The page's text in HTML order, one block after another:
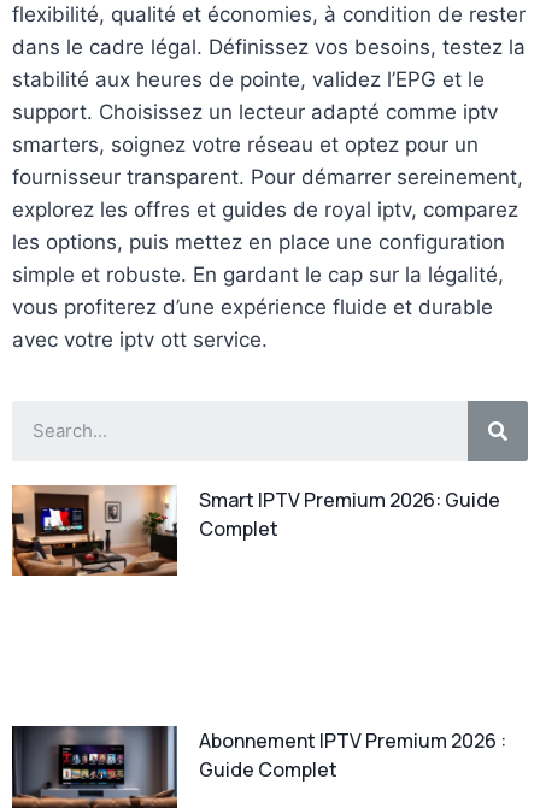
flexibilité, qualité et économies, à condition de rester
dans le cadre légal. Définissez vos besoins, testez la
stabilité aux heures de pointe, validez l’EPG et le
support. Choisissez un lecteur adapté comme iptv
smarters, soignez votre réseau et optez pour un
fournisseur transparent. Pour démarrer sereinement,
explorez les offres et guides de royal iptv, comparez
les options, puis mettez en place une configuration
simple et robuste. En gardant le cap sur la légalité,
vous profiterez d’une expérience fluide et durable
avec votre iptv ott service.
Smart IPTV Premium 2026: Guide
Complet
Abonnement IPTV Premium 2026 :
Guide Complet